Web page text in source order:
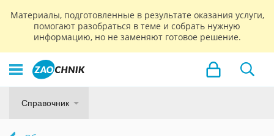
Материалы, подготовленные в результате оказания услуги,
помогают разобраться в теме и собрать нужную
информацию, но не заменяют готовое решение.
Справочник